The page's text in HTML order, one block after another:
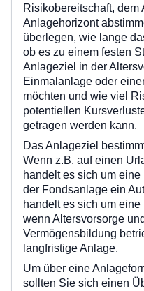
Risikobereitschaft,
Anlagehorizont
überlegen, wie lange
ob es zu einem festen
Anlageziel in der
Einmalanlage oder
möchten und wie viel
potentiellen
getragen werden kann.
Das Anlageziel
Wenn z.B. auf einen
handelt es sich um
der Fondsanlage ein
handelt es sich um
wenn Altersvorsorge
Vermögensbildung
langfristige Anlage.
Um über eine
sollten Sie sich einen